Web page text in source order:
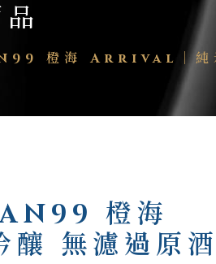
橙海 Arrival｜純
橙海
無濾過原酒